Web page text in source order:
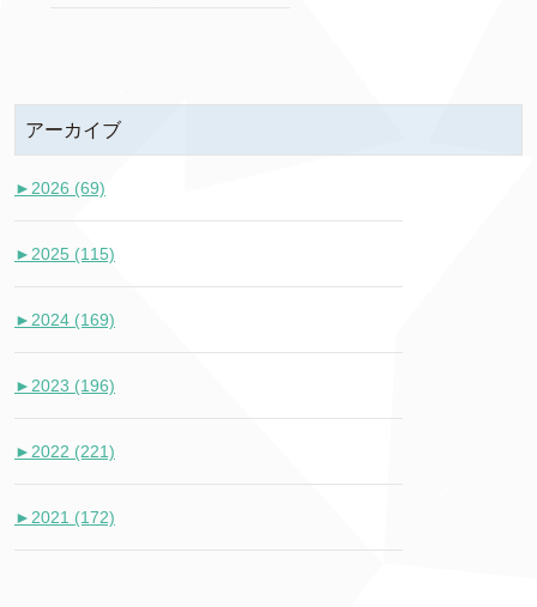
アーカイブ
► 2026 (69)
► 2025 (115)
► 2024 (169)
► 2023 (196)
► 2022 (221)
► 2021 (172)